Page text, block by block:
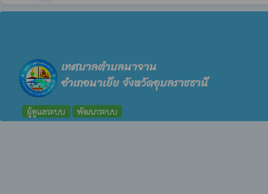
เทศบาลตำบลนาจาน
อำเภอนาเยีย จังหวัดอุบลราชธานี
ผู้ดูแลระบบ พัฒนาระบบ